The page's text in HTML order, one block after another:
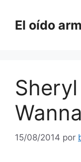
contenido
El oído
15/08/2014 por